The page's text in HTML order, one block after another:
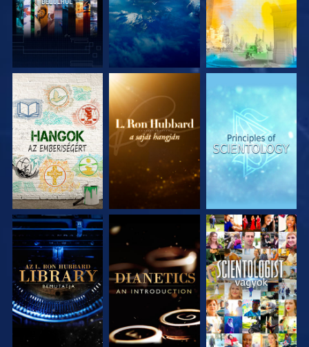
A SOROZAT
RÉSZEI
A SOROZAT
RÉSZEI
A SOROZAT
RÉSZEI
A SOROZAT
RÉSZEI
A SOROZAT
RÉSZEI
MŰSORNÉZÉS